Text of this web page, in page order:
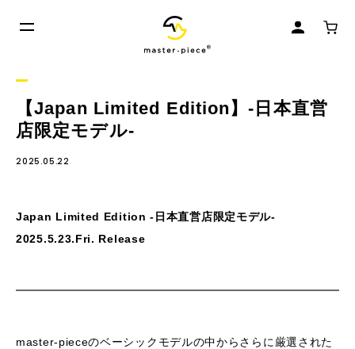
【Japan Limited Edition】-日本直営
店限定モデル-
2025.05.22
Japan Limited Edition -日本直営店限定モデル-
2025.5.23.Fri. Release
master-pieceのベーシックモデルの中からさらに厳選された